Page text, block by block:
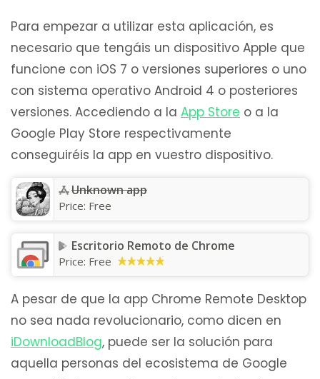
Para empezar a utilizar esta aplicación, es
necesario que tengáis un dispositivo Apple que
funcione con iOS 7 o versiones superiores o uno
con sistema operativo Android 4 o posteriores
versiones. Accediendo a la App Store o a la
Google Play Store respectivamente
conseguiréis la app en vuestro dispositivo.
Unknown app
Price: Free
Escritorio Remoto de Chrome
Price: Free
A pesar de que la app Chrome Remote Desktop
no sea nada revolucionario, como dicen en
iDownloadBlog, puede ser la solución para
aquella personas del ecosistema de Google